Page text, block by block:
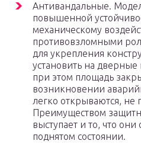
Антивандальные.
повышенной
механическому
противовзломными
для укрепления
установить на
при этом площадь
возникновении
легко открываются, не
Преимуществом
выступает и то, что
поднятом состоянии.